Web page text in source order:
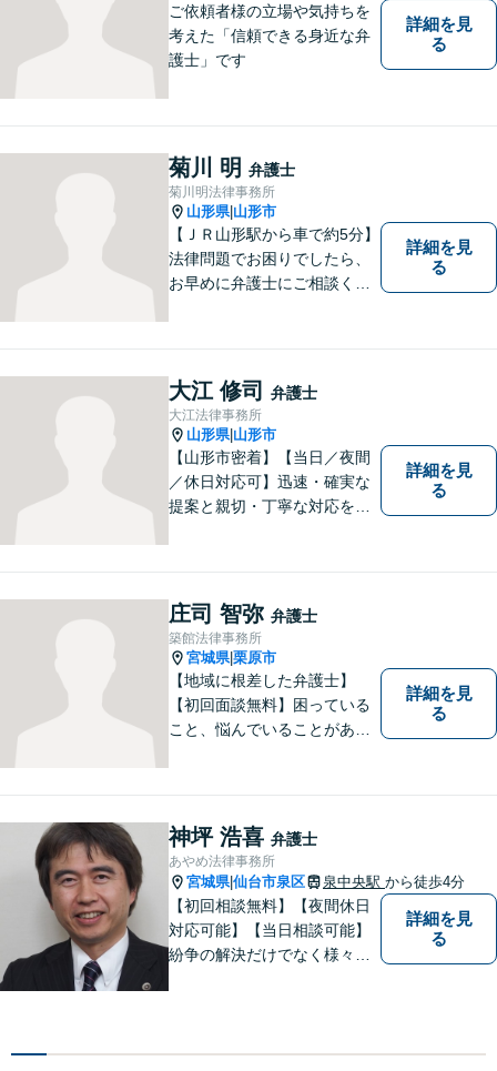
ご依頼者様の立場や気持ちを
考えた「信頼できる身近な弁
護士」です
詳細を見
る
菊川 明 弁護士
菊川明法律事務所
山形県| 山形市
【ＪＲ山形駅から車で約5分】
法律問題でお困りでしたら、
お早めに弁護士にご相談くだ
寧にお伺いいたします。
詳細を見
る
大江 修司 弁護士
大江法律事務所
山形県| 山形市
【山形市密着】【当日／夜間
／休日対応可】迅速・確実な
提案と親切・丁寧な対応をい
談下さい。【法テラス利用
可】不安や問題について法的
リスクを説明し、見通しを立
て、より良い解決に導くお手
伝いをいたします。
詳細を見
る
庄司 智弥 弁護士
築館法律事務所
宮城県|栗原市
【地域に根差した弁護士】
【初回面談無料】困っている
こと、悩んでいることがあっ
まず弁護士に相談してみてく
ださい。離婚問題／借金問題
／交通事故／刑事事件など、
幅広く対応。【夜間／休日対
応可能】
詳細を見
る
神坪 浩喜 弁護士
あやめ法律事務所
宮城県|仙台市泉区 泉中央駅 から徒歩4分
【初回相談無料】【夜間休日
対応可能】【当日相談可能】
紛争の解決だけでなく様々な
是非一度ご相談ください。
詳細を見
る